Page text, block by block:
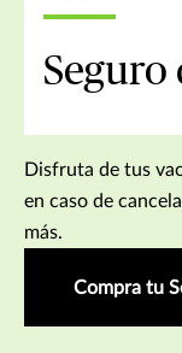
Seguro
Disfruta de tus
en caso de
más.
Compra tu